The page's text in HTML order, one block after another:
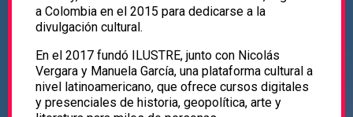
a Colombia en el 2015 para dedicarse a la
divulgación cultural.
En el 2017 fundó ILUSTRE, junto con Nicolás
Vergara y Manuela García, una plataforma cultural a
nivel latinoamericano, que ofrece cursos digitales
y presenciales de historia, geopolítica, arte y